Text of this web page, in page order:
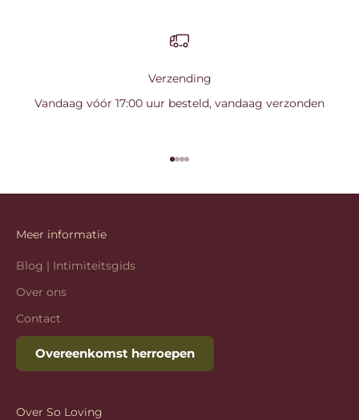
Verzending
Vandaag vóór 17:00 uur besteld, vandaag verzonden
Naar artikel 1
Naar artikel 2
Naar artikel 3
Naar artikel 4
Meer informatie
Blog | Intimiteitsgids
Over ons
Contact
Overeenkomst herroepen
Over So Loving